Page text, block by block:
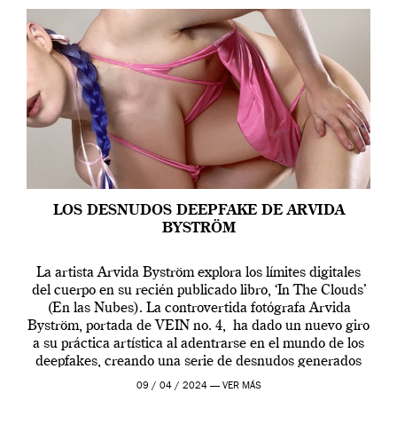
LOS DESNUDOS DEEPFAKE DE ARVIDA
BYSTRÖM
La artista Arvida Byström explora los límites digitales
del cuerpo en su recién publicado libro, ‘In The Clouds’
(En las Nubes). La controvertida fotógrafa Arvida
Byström, portada de VEIN no. 4, ha dado un nuevo giro
a su práctica artística al adentrarse en el mundo de los
deepfakes, creando una serie de desnudos generados
por […]
09 / 04 / 2024 — VER MÁS